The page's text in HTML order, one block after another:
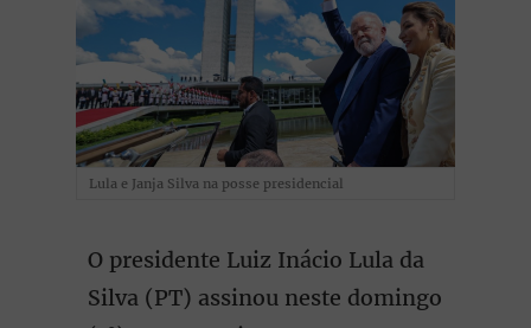
Lula e Janja Silva na posse presidencial
O presidente Luiz Inácio Lula da
Silva (PT) assinou neste domingo